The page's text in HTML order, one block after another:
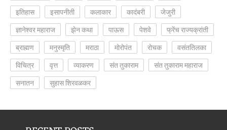
इतिहास
इसापनीती कलाकार कादंबरी
जेजुरी
ज्ञानेश्वर महाराज
झेन कथा पाऊस पेशवे
फ्रेंच राज्यक्रांती
ब्राह्मण
मनुस्मृति मराठा मोरोपंत रोचक
वसंततिलका
विचित्र
वृत्त व्याकरण संत तुकाराम
संत तुकाराम महाराज
सनातन
सुहास शिरवळकर